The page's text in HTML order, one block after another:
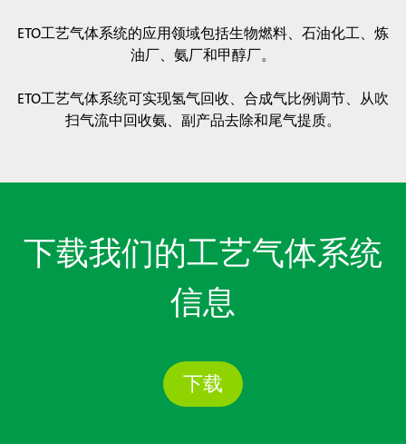
ETO工艺气体系统的应用领域包括生物燃料、石油化工、炼
油厂、氨厂和甲醇厂。
ETO工艺气体系统可实现氢气回收、合成气比例调节、从吹
扫气流中回收氨、副产品去除和尾气提质。
下载我们的工艺气体系统
信息
下载